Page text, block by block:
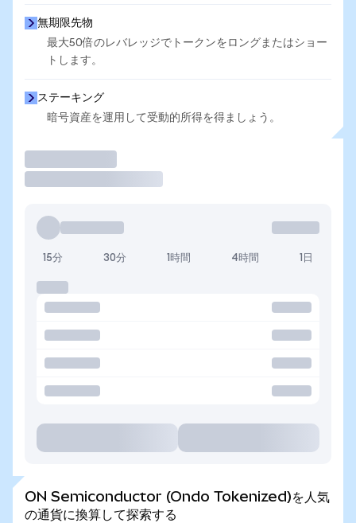
無期限先物
最大50倍のレバレッジでトークンをロングまたはショー
トします。
ステーキング
暗号資産を運用して受動的所得を得ましょう。
15分 30分 1時間 4時間 1日
ON Semiconductor (Ondo Tokenized)を人気
の通貨に換算して探索する